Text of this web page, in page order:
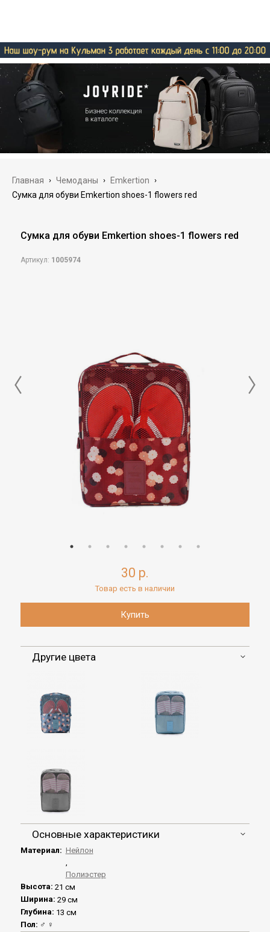
Главная › Чемоданы › Emkertion ›
Сумка для обуви Emkertion shoes-1 flowers red
Сумка для обуви Emkertion shoes-1 flowers red
Артикул: 1005974
30 р.
Товар есть в наличии
Другие цвета
Основные характеристики
Материал: Нейлон
,
Полиэстер
Высота: 21 см
Ширина: 29 см
Глубина: 13 см
Пол: ♂ ♀